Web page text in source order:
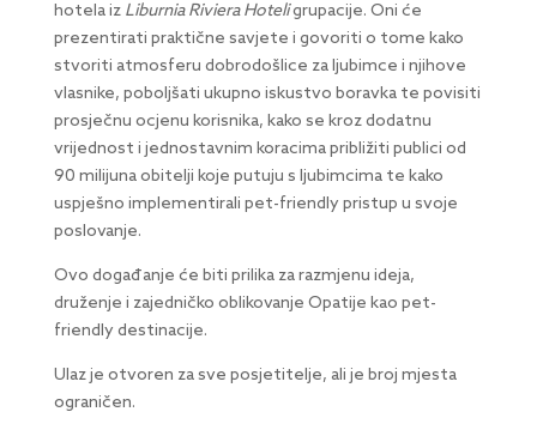
hotela iz Liburnia Riviera Hoteligrupacije. Oni će
prezentirati praktične savjete i govoriti o tome kako
stvoriti atmosferu dobrodošlice za ljubimce i njihove
vlasnike, poboljšati ukupno iskustvo boravka te povisiti
prosječnu ocjenu korisnika, kako se kroz dodatnu
vrijednost i jednostavnim koracima približiti publici od
90 milijuna obitelji koje putuju s ljubimcima te kako
uspješno implementirali pet-friendly pristup u svoje
poslovanje.
Ovo događanje će biti prilika za razmjenu ideja,
druženje i zajedničko oblikovanje Opatije kao pet-
friendly destinacije.
Ulaz je otvoren za sve posjetitelje, ali je broj mjesta
ograničen.